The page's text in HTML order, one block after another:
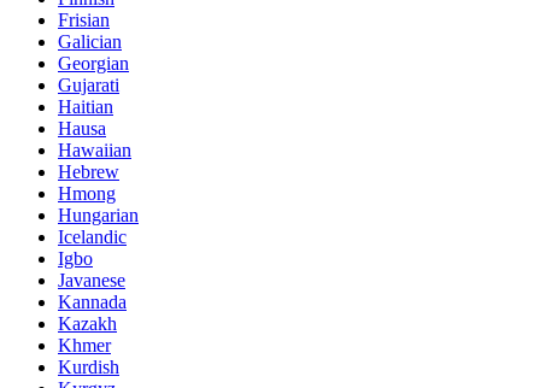
Frisian
Galician
Georgian
Gujarati
Haitian
Hausa
Hawaiian
Hebrew
Hmong
Hungarian
Icelandic
Igbo
Javanese
Kannada
Kazakh
Khmer
Kurdish